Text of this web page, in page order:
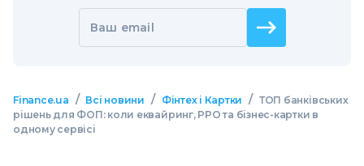
Ваш email
Finance.ua / Всі новини / Фінтех і Картки / ТОП банківських
рішень для ФОП: коли еквайринг, РРО та бізнес-картки в
одному сервісі